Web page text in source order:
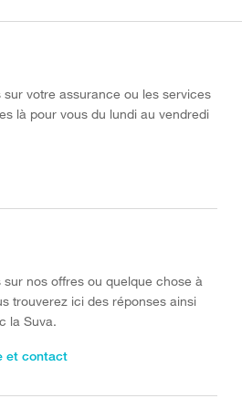
sur votre assurance ou les services
là pour vous du lundi au vendredi
nos offres ou quelque chose à
trouverez ici des réponses ainsi
la Suva.
et contact